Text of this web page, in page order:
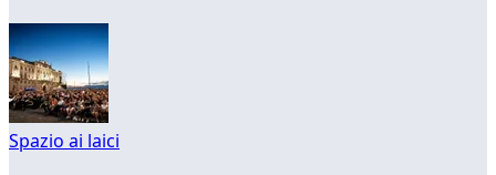
Spazio ai laici